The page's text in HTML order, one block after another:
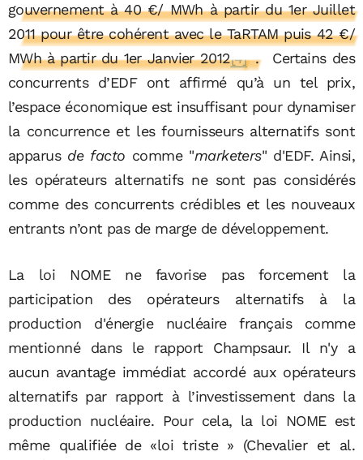
gouvernement à 40 €/ MWh à partir du 1er Juillet
2011 pour être cohérent avec le TaRTAM puis 42 €/
MWh à partir du 1er Janvier 2012[4] .
Certains des
concurrents d’EDF ont affirmé qu’à un tel prix,
l’espace économique est insuffisant pour dynamiser
la concurrence et les fournisseurs alternatifs sont
apparus de facto comme "marketers" d'EDF. Ainsi,
les opérateurs alternatifs ne sont pas considérés
comme des concurrents crédibles et les nouveaux
entrants n’ont pas de marge de développement.
La loi NOME ne favorise pas forcement la
participation des opérateurs alternatifs à la
production d'énergie nucléaire français comme
mentionné dans le rapport Champsaur. Il n'y a
aucun avantage immédiat accordé aux opérateurs
alternatifs par rapport à l’investissement dans la
production nucléaire. Pour cela, la loi NOME est
même qualifiée de «loi triste » (Chevalier et al.